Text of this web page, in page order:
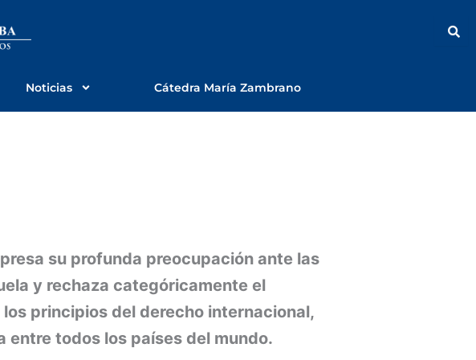
Noticias Cátedra María Zambrano
su profunda preocupación ante las
y rechaza categóricamente el
principios del derecho internacional,
todos los países del mundo.